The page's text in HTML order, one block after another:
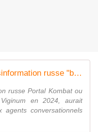
Portal Kombat : quand la désinformation russe "biberonne" ChatGPT et autres IA
russe Portal Kombat ou
en 2024, aurait
agents conversationnels